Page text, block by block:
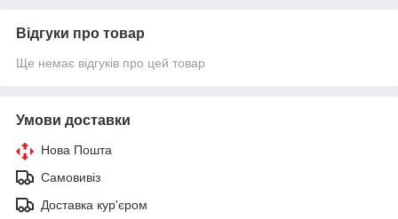
Відгуки про товар
Ще немає відгуків про цей товар
Умови доставки
Нова Пошта
Самовивіз
Доставка кур'єром